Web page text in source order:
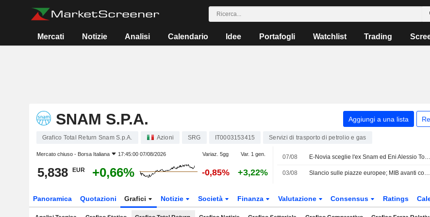
Mercati Notizie Analisi Calendario Idee Portafogli Watchlist Trading
SNAM S.P.A. Aggiungi a una lista
Grafico Total Return Snam S.p.A. Azioni SRG IT0003153415 Servizi di trasporto di petrolio e gas
Mercato chiuso - Borsa Italiana 17:45:00 07/08/2026 Variaz. 5gg Var. 1 gen.
5,838 EUR +0,66% -0,85% +3,22%
07/08 E-Novia sceglie l'ex Snam ed Eni Alessio Torelli come nuovo CEO
03/08 Slancio sulle piazze europee; MIB avanti con Buzzi
Panoramica Quotazioni Grafici Notizie Società Finanza Valutazione Consensus Ratings